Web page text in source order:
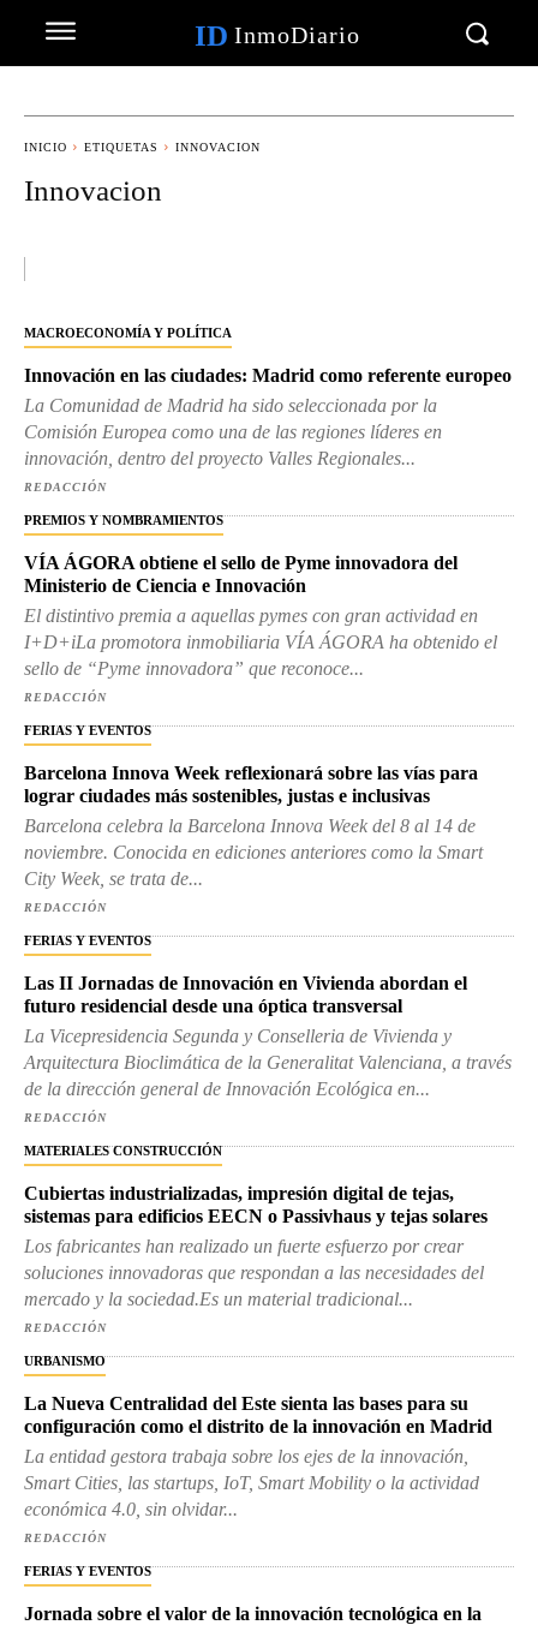
ID InmoDiario
INICIO ETIQUETAS INNOVACION
Innovacion
MACROECONOMÍA Y POLÍTICA
Innovación en las ciudades: Madrid como referente europeo
La Comunidad de Madrid ha sido seleccionada por la
Comisión Europea como una de las regiones líderes en
innovación, dentro del proyecto Valles Regionales...
REDACCIÓN
PREMIOS Y NOMBRAMIENTOS
VÍA ÁGORA obtiene el sello de Pyme innovadora del
Ministerio de Ciencia e Innovación
El distintivo premia a aquellas pymes con gran actividad en
I+D+iLa promotora inmobiliaria VÍA ÁGORA ha obtenido el
sello de “Pyme innovadora” que reconoce...
REDACCIÓN
FERIAS Y EVENTOS
Barcelona Innova Week reflexionará sobre las vías para
lograr ciudades más sostenibles, justas e inclusivas
Barcelona celebra la Barcelona Innova Week del 8 al 14 de
noviembre. Conocida en ediciones anteriores como la Smart
City Week, se trata de...
REDACCIÓN
FERIAS Y EVENTOS
Las II Jornadas de Innovación en Vivienda abordan el
futuro residencial desde una óptica transversal
La Vicepresidencia Segunda y Conselleria de Vivienda y
Arquitectura Bioclimática de la Generalitat Valenciana, a través
de la dirección general de Innovación Ecológica en...
REDACCIÓN
MATERIALES CONSTRUCCIÓN
Cubiertas industrializadas, impresión digital de tejas,
sistemas para edificios EECN o Passivhaus y tejas solares
Los fabricantes han realizado un fuerte esfuerzo por crear
soluciones innovadoras que respondan a las necesidades del
mercado y la sociedad.Es un material tradicional...
REDACCIÓN
URBANISMO
La Nueva Centralidad del Este sienta las bases para su
configuración como el distrito de la innovación en Madrid
La entidad gestora trabaja sobre los ejes de la innovación,
Smart Cities, las startups, IoT, Smart Mobility o la actividad
económica 4.0, sin olvidar...
REDACCIÓN
FERIAS Y EVENTOS
Jornada sobre el valor de la innovación tecnológica en la